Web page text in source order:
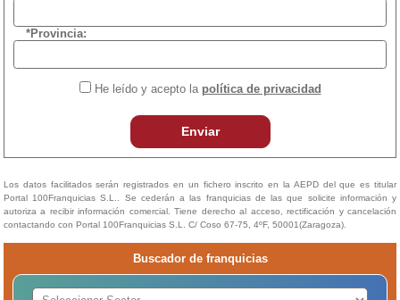
*Provincia:
He leído y acepto la política de privacidad
Enviar
Los datos facilitados serán registrados en un fichero inscrito en la AEPD del que es titular
Portal 100Franquicias S.L.. Se cederán a las franquicias de las que solicite información y
autoriza a recibir información comercial. Tiene derecho al acceso, rectificación y cancelación
contactando con Portal 100Franquicias S.L. C/ Coso 67-75, 4ºF, 50001(Zaragoza).
Buscador de franquicias